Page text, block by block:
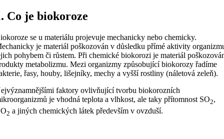
Co je biokoroze
se u materiálu projevuje mechanicky nebo chemicky.
je materiál poškozován v důsledku přímé aktivity
pohybem či růstem. Při chemické biokorozi je materiál
metabolizmu. Mezi organizmy způsobující biokorozy řadíme
řasy, houby, lišejníky, mechy a vyšší rostliny (náletová zeleň).
faktory ovlivňující tvorbu biokorozních
je vhodná teplota a vlhkost, ale taky přítomnost SO2,
2 a jiných chemických látek především v ovzduší.